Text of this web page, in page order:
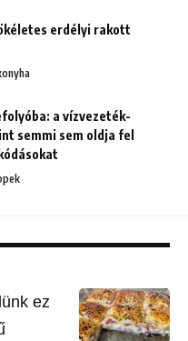
erdélyi rakott
a vízvezeték-
semmi sem oldja fel
ez